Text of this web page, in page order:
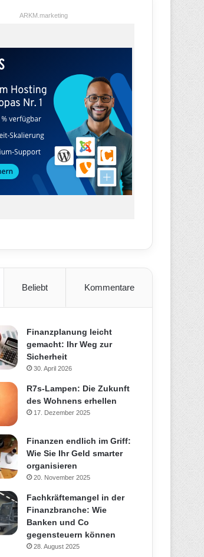
ARKM.marketing
Beliebt Kommentare
Finanzplanung leicht
gemacht: Ihr Weg zur
Sicherheit
30. April 2026
R7s-Lampen: Die Zukunft
des Wohnens erhellen
17. Dezember 2025
Finanzen endlich im Griff:
Wie Sie Ihr Geld smarter
organisieren
20. November 2025
Fachkräftemangel in der
Finanzbranche: Wie
Banken und Co
gegensteuern können
28. August 2025